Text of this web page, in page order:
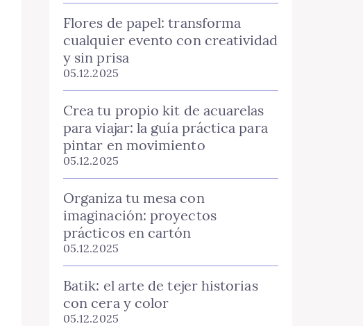
Flores de papel: transforma
cualquier evento con creatividad
y sin prisa
05.12.2025
Crea tu propio kit de acuarelas
para viajar: la guía práctica para
pintar en movimiento
05.12.2025
Organiza tu mesa con
imaginación: proyectos
prácticos en cartón
05.12.2025
Batik: el arte de tejer historias
con cera y color
05.12.2025